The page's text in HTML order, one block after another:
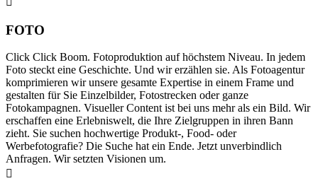
FOTO
Click Click Boom. Fotoproduktion auf höchstem Niveau. In jedem
Foto steckt eine Geschichte. Und wir erzählen sie. Als Fotoagentur
komprimieren wir unsere gesamte Expertise in einem Frame und
gestalten für Sie Einzelbilder, Fotostrecken oder ganze
Fotokampagnen. Visueller Content ist bei uns mehr als ein Bild. Wir
erschaffen eine Erlebniswelt, die Ihre Zielgruppen in ihren Bann
zieht. Sie suchen hochwertige Produkt-, Food- oder
Werbefotografie? Die Suche hat ein Ende. Jetzt unverbindlich
Anfragen. Wir setzten Visionen um.